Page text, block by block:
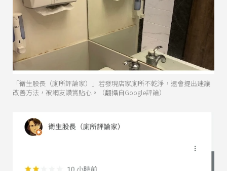
「衛生股長（廁所評論家）」若發現店家廁所不乾淨，還會提出建議
改善方法，被網友讚賞貼心。（翻攝自Google評論）